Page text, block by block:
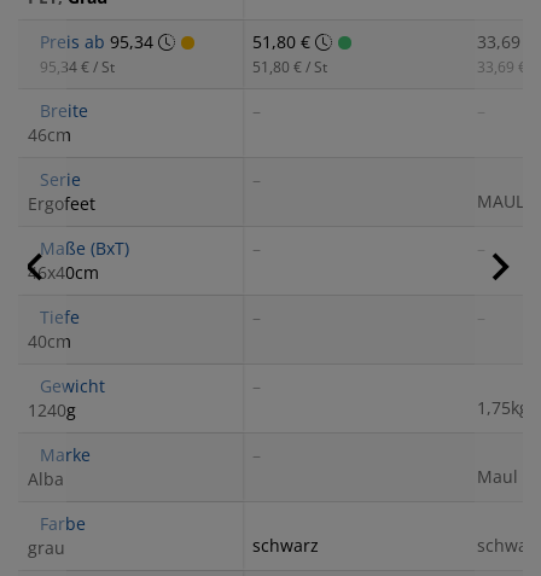
Preis ab 95,34
95,34 € / St
51,80 €
51,80 € / St
33,69 €
33,69 € /
Breite
46cm
– –
Serie
Ergofeet
–
Maße (BxT)
46x40cm
– –
Tiefe
40cm
– –
Gewicht
1240g
–
1,75kg
Marke
Alba
–
Maul
Farbe
grau
schwarz